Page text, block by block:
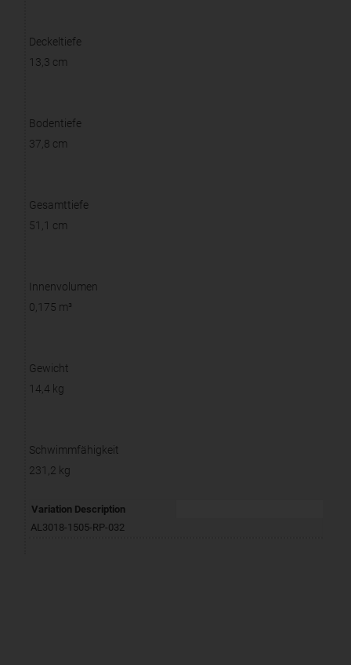
Deckeltiefe
13,3 cm
Bodentiefe
37,8 cm
Gesamttiefe
51,1 cm
Innenvolumen
0,175 m³
Gewicht
14,4 kg
Schwimmfähigkeit
231,2 kg
Variation Description
AL3018-1505-RP-032